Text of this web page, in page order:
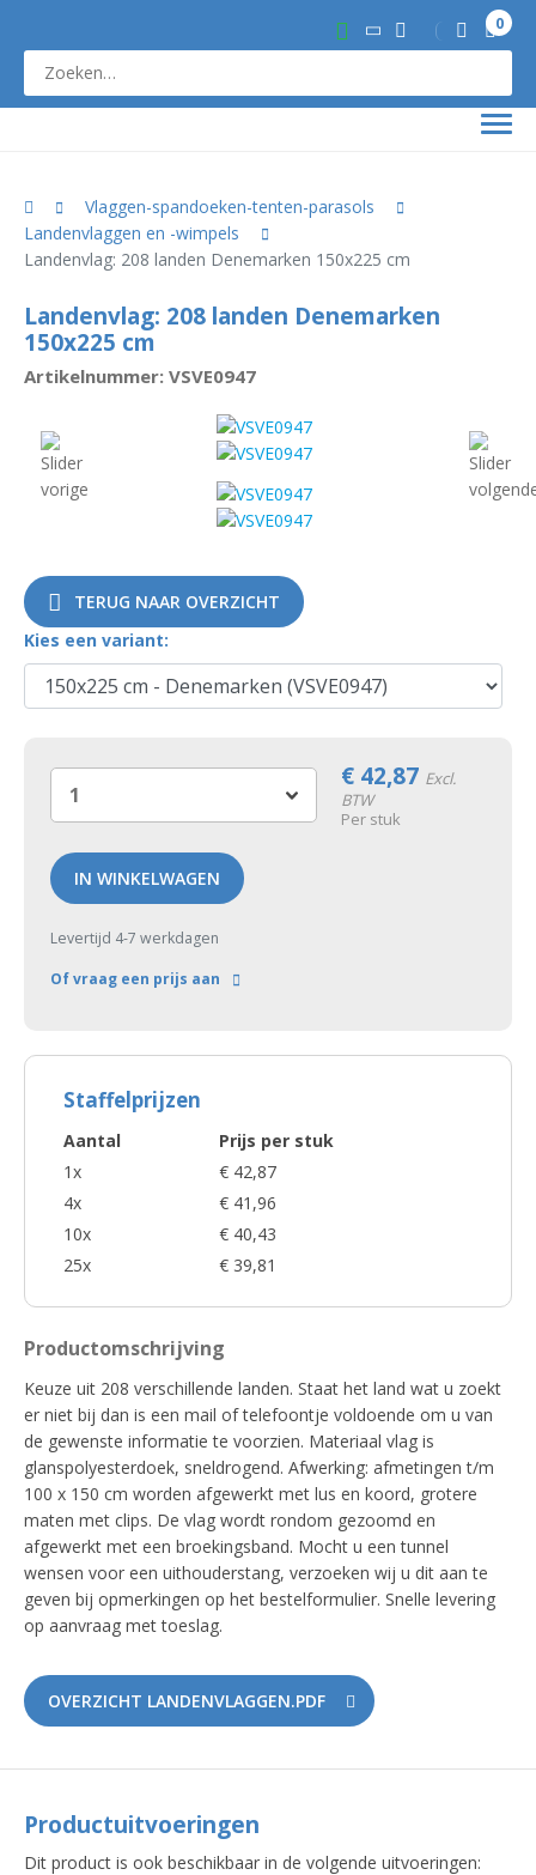
0
Vlaggen-spandoeken-tenten-parasols
Landenvlaggen en -wimpels
Landenvlag: 208 landen Denemarken 150x225 cm
Landenvlag: 208 landen Denemarken
150x225 cm
Artikelnummer: VSVE0947
TERUG NAAR OVERZICHT
Kies een variant:
€ 42,87 Excl.
BTW
Per stuk
IN WINKELWAGEN
Levertijd 4-7 werkdagen
Of vraag een prijs aan
Staffelprijzen
Aantal
Prijs per stuk
1x
€ 42,87
4x
€ 41,96
10x
€ 40,43
25x
€ 39,81
Productomschrijving
Keuze uit 208 verschillende landen. Staat het land wat u zoekt
er niet bij dan is een mail of telefoontje voldoende om u van
de gewenste informatie te voorzien. Materiaal vlag is
glanspolyesterdoek, sneldrogend. Afwerking: afmetingen t/m
100 x 150 cm worden afgewerkt met lus en koord, grotere
maten met clips. De vlag wordt rondom gezoomd en
afgewerkt met een broekingsband. Mocht u een tunnel
wensen voor een uithouderstang, verzoeken wij u dit aan te
geven bij opmerkingen op het bestelformulier. Snelle levering
op aanvraag met toeslag.
OVERZICHT LANDENVLAGGEN.PDF
Productuitvoeringen
Dit product is ook beschikbaar in de volgende uitvoeringen: